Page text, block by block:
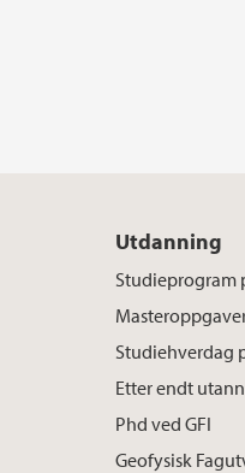
Utdanning
Studieprogram
Studiehverdag
Etter endt
Phd ved GFI
Geofysisk